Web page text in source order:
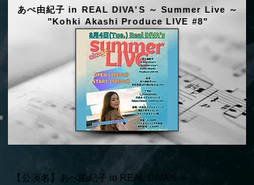
あべ由紀子 in REAL DIVA'S ～ Summer Live ～
"Kohki Akashi Produce LIVE #8"
【公演名】あべ由紀子 in REAL DIVA'S ～